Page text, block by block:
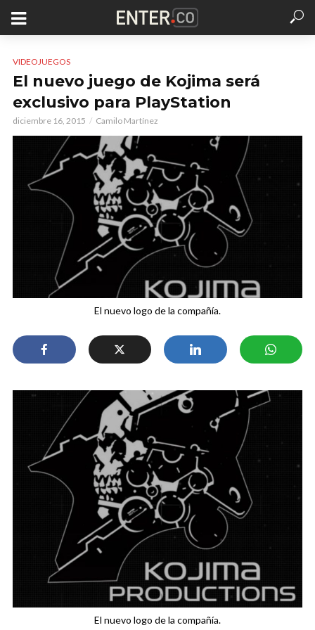
VIDEOJUEGOS
El nuevo juego de Kojima será
exclusivo para PlayStation
diciembre 16, 2015 Camilo Martínez
El nuevo logo de la compañía.
El nuevo logo de la compañía.